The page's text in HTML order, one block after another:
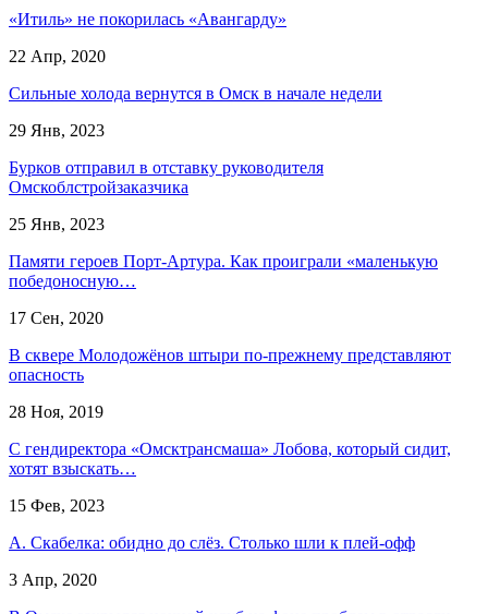
«Итиль» не покорилась «Авангарду»
22 Апр, 2020
Сильные холода вернутся в Омск в начале недели
29 Янв, 2023
Бурков отправил в отставку руководителя
Омскоблстройзаказчика
25 Янв, 2023
Памяти героев Порт-Артура. Как проиграли «маленькую
победоносную…
17 Сен, 2020
В сквере Молодожёнов штыри по-прежнему представляют
опасность
28 Ноя, 2019
С гендиректора «Омсктрансмаша» Лобова, который сидит,
хотят взыскать…
15 Фев, 2023
А. Скабелка: обидно до слёз. Столько шли к плей-офф
3 Апр, 2020